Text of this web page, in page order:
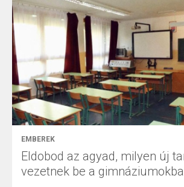
EMBEREK
Eldobod az agyad, milyen új
vezetnek be a